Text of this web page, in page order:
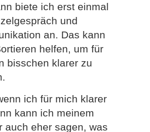
biete ich erst einmal
und
an. Das kann
helfen, um für
bisschen klarer zu
ich für mich klarer
kann ich meinem
auch eher sagen, was